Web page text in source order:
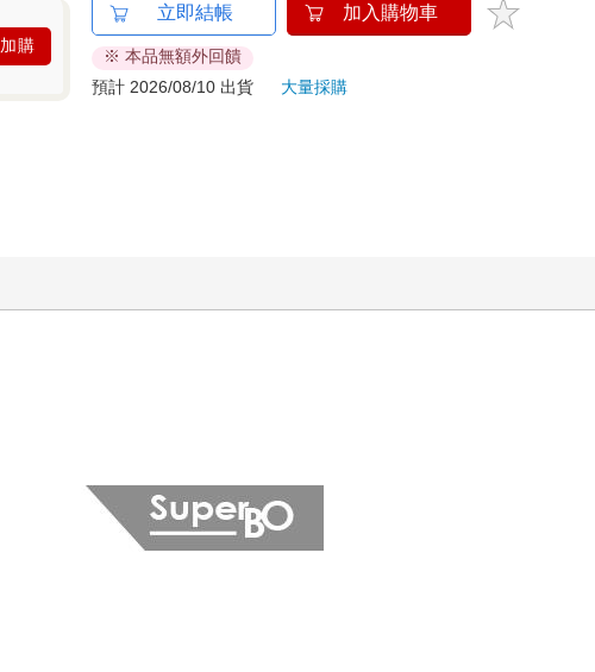
加購
立即結帳 加入購物車
※ 本品無額外回饋
預計 2026/08/10 出貨
大量採購